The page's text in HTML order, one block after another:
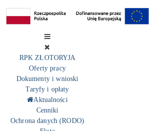
RPK ZŁOTORYJA
Oferty pracy
Dokumenty i wnioski
Taryfy i opłaty
Aktualności
Cenniki
Ochrona danych (RODO)